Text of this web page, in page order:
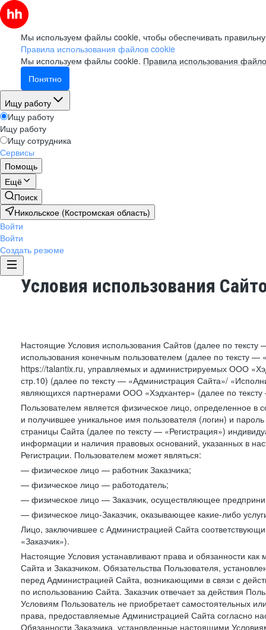
Мы используем файлы cookie, чтобы обеспечивать
Правила использования файлов cookie
Мы используем файлы cookie. Правила использования
Понятно
Ищу работу
Ищу работу
Ищу работу
Ищу сотрудника
Сервисы
Помощь
Ещё
Поиск
Никольское (Костромская область)
Войти
Войти
Создать резюме
Условия использования
Настоящие Условия использования Сайтов (далее по
использования конечным пользователем (далее по тексту
https://talantix.ru, управляемых и администрируемых ООО
стр.10) (далее по тексту — «Администрация Сайта»/
являющихся партнерами ООО «Хэдхантер» (далее по
Пользователем является физическое лицо, определенное в
и получившее уникальное имя пользователя (логин) и
страницы Сайта (далее по тексту — «Регистрация»)
информации и наличия правовых оснований, указанных в
Регистрации. Пользователем может являться:
— физическое лицо — работник Заказчика;
— физическое лицо — работодатель;
— физическое лицо — Заказчик, осуществляющее
— физическое лицо-Заказчик, оказывающее какие-либо
Лицо, заключившее с Администрацией Сайта
«Заказчик»).
Настоящие Условия устанавливают права и обязанности
Сайта и Заказчиком. Обязательства Пользователя,
перед Администрацией Сайта, возникающими в связи с
по использованию Сайта. Заказчик отвечает за действия
Условиям Пользователь не приобретает самостоятельных
права, предоставляемые Администрацией Сайта согласно
Обязанности Заказчика, установленные настоящими